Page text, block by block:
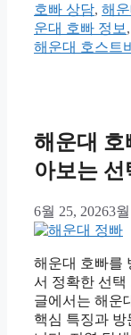
호빠 상담, 해
운대 호빠 정보 ,
해운대 호스트
해운대 호
아보는
6월 25, 20263
해운대 호빠를
서 정확한 선택
글에서는 해운
핵심 특징과